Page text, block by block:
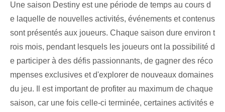
Une ⁢saison Destiny est une période de temps au cours d
e laquelle de nouvelles activités, événements et contenus
sont ⁣présentés aux joueurs. Chaque saison dure environ t
rois mois, pendant lesquels les joueurs ont la possibilité d
e participer à des défis passionnants, de gagner des réco
mpenses exclusives et d'explorer de nouveaux domaines
du jeu. Il est important de profiter au maximum de chaque
saison, car une fois celle-ci terminée, certaines activités e